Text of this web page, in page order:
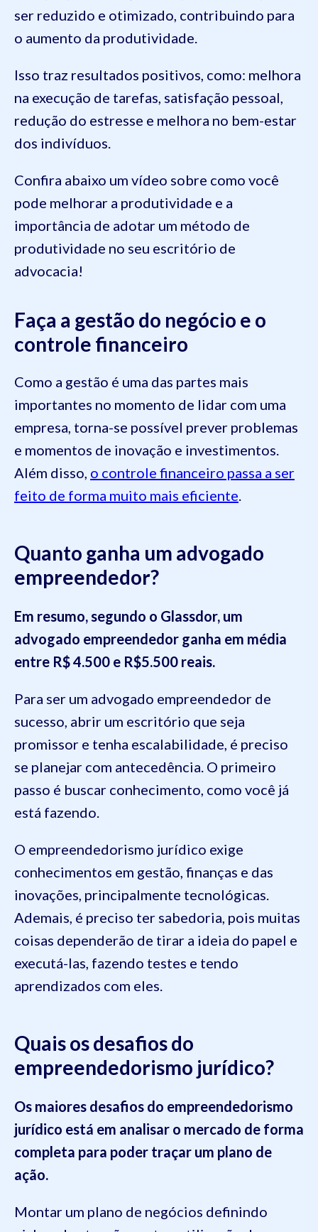
ser reduzido e otimizado, contribuindo para
o aumento da produtividade.
Isso traz resultados positivos, como: melhora
na execução de tarefas, satisfação pessoal,
redução do estresse e melhora no bem-estar
dos indivíduos.
Confira abaixo um vídeo sobre como você
pode melhorar a produtividade e a
importância de adotar um método de
produtividade no seu escritório de
advocacia!
Faça a gestão do negócio e o
controle financeiro
Como a gestão é uma das partes mais
importantes no momento de lidar com uma
empresa, torna-se possível prever problemas
e momentos de inovação e investimentos.
Além disso, o controle financeiro passa a ser
feito de forma muito mais eficiente.
Quanto ganha um advogado
empreendedor?
Em resumo, segundo o Glassdor, um
advogado empreendedor ganha em média
entre R$ 4.500 e R$5.500 reais.
Para ser um advogado empreendedor de
sucesso, abrir um escritório que seja
promissor e tenha escalabilidade, é preciso
se planejar com antecedência. O primeiro
passo é buscar conhecimento, como você já
está fazendo.
O empreendedorismo jurídico exige
conhecimentos em gestão, finanças e das
inovações, principalmente tecnológicas.
Ademais, é preciso ter sabedoria, pois muitas
coisas dependerão de tirar a ideia do papel e
executá-las, fazendo testes e tendo
aprendizados com eles.
Quais os desafios do
empreendedorismo jurídico?
Os maiores desafios do empreendedorismo
jurídico está em analisar o mercado de forma
completa para poder traçar um plano de
ação.
Montar um plano de negócios definindo